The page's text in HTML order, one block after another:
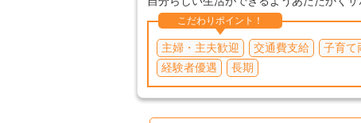
こだわりポイント！
主婦・主夫歓迎 交通費支給 子育て
経験者優遇
長期